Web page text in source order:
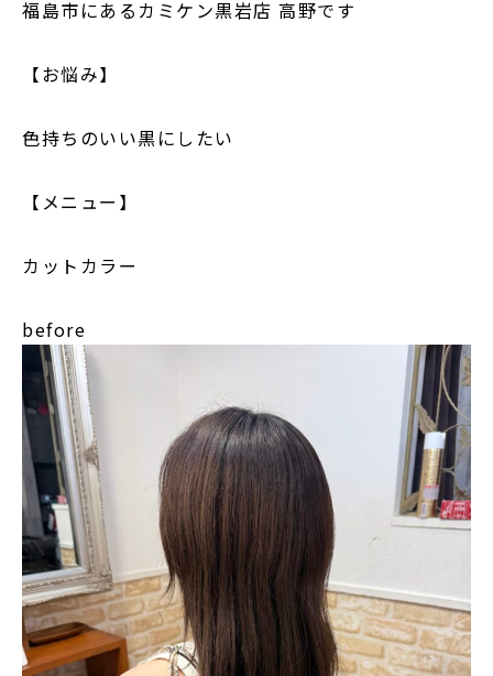
福島市にあるカミケン黒岩店 高野です
【お悩み】
色持ちのいい黒にしたい
【メニュー】
カットカラー
before